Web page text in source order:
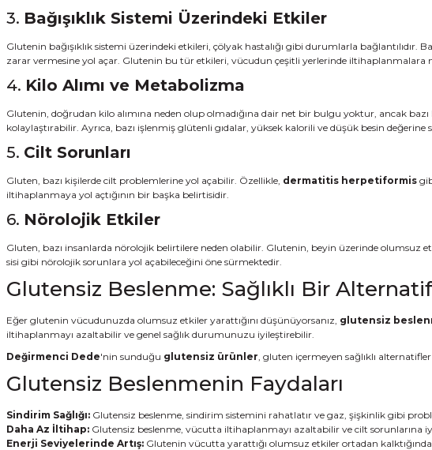
3. Bağışıklık Sistemi Üzerindeki Etkiler
Glutenin bağışıklık sistemi üzerindeki etkileri, çölyak hastalığı gibi durumlarla bağlantılıdır.
zarar vermesine yol açar. Glutenin bu tür etkileri, vücudun çeşitli yerlerinde iltihaplanmalara
4. Kilo Alımı ve Metabolizma
Glutenin, doğrudan kilo alımına neden olup olmadığına dair net bir bulgu yoktur, ancak
kolaylaştırabilir. Ayrıca, bazı işlenmiş glütenli gıdalar, yüksek kalorili ve düşük besin değerine
5. Cilt Sorunları
Gluten, bazı kişilerde cilt problemlerine yol açabilir. Özellikle, dermatitis herpetiformis
iltihaplanmaya yol açtığının bir başka belirtisidir.
6. Nörolojik Etkiler
Gluten, bazı insanlarda nörolojik belirtilere neden olabilir. Glutenin, beyin üzerinde olumsuz
sisi gibi nörolojik sorunlara yol açabileceğini öne sürmektedir.
Glutensiz Beslenme: Sağlıklı Bir Alternatif
Eğer glutenin vücudunuzda olumsuz etkiler yarattığını düşünüyorsanız, glutensiz
iltihaplanmayı azaltabilir ve genel sağlık durumunuzu iyileştirebilir.
Değirmenci Dede'nin sunduğu glutensiz ürünler , gluten içermeyen sağlıklı
Glutensiz Beslenmenin Faydaları
Sindirim Sağlığı: Glutensiz beslenme, sindirim sistemini rahatlatır ve gaz, şişkinlik gibi
Daha Az İltihap: Glutensiz beslenme, vücutta iltihaplanmayı azaltabilir ve cilt sorunlarına
Enerji Seviyelerinde Artış: Glutenin vücutta yarattığı olumsuz etkiler ortadan